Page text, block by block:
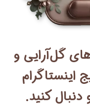
گل‌آرایی و
اینستاگرام
کنید.